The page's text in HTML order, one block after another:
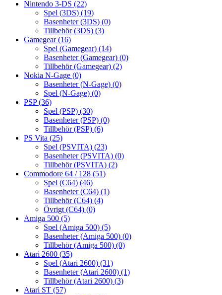
Nintendo 3-DS (22)
Spel (3DS) (19)
Basenheter (3DS) (0)
Tillbehör (3DS) (3)
Gamegear(16)
Spel (Gamegear) (14)
Basenheter (Gamegear) (0)
Tillbehör (Gamegear) (2)
Nokia N-Gage (0)
Basenheter (N-Gage) (0)
Spel (N-Gage) (0)
PSP(36)
Spel (PSP) (30)
Basenheter (PSP) (0)
Tillbehör (PSP) (6)
PS Vita (25)
Spel (PSVITA) (23)
Basenheter (PSVITA) (0)
Tillbehör (PSVITA) (2)
Commodore 64 / 128 (51)
Spel (C64) (46)
Basenheter (C64) (1)
Tillbehör (C64) (4)
Övrigt (C64) (0)
Amiga 500 (5)
Spel (Amiga 500) (5)
Basenheter (Amiga 500) (0)
Tillbehör (Amiga 500) (0)
Atari 2600 (35)
Spel (Atari 2600) (31)
Basenheter (Atari 2600) (1)
Tillbehör (Atari 2600) (3)
Atari ST (57)